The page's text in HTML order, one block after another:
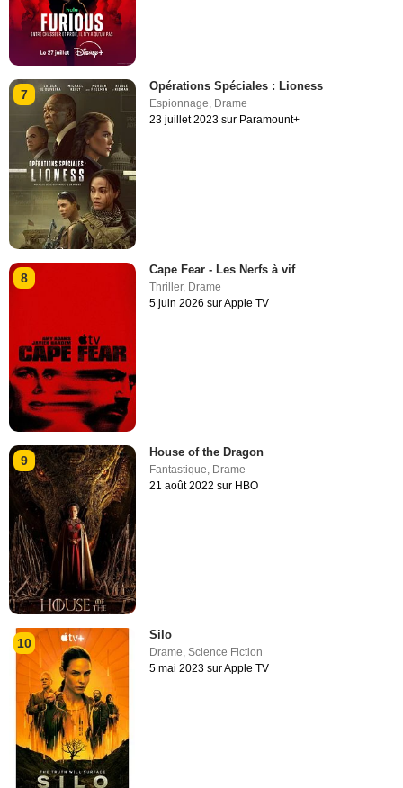
7
Opérations Spéciales : Lioness
Espionnage, Drame
23 juillet 2023 sur Paramount+
8
Cape Fear - Les Nerfs à vif
Thriller, Drame
5 juin 2026 sur Apple TV
9
House of the Dragon
Fantastique, Drame
21 août 2022 sur HBO
10
Silo
Drame,Science Fiction
5 mai 2023 sur Apple TV